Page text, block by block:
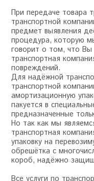
При передаче товара
транспортной
предмет выявления
процедура, которую
говорит о том, что
транспортная
повреждений.
Для надёжной
транспортной
амортизационную
пакуется в
предназначенные
Но так как мы
транспортная
упаковку на
обрешётка с
короб, надёжно
Все услуги по